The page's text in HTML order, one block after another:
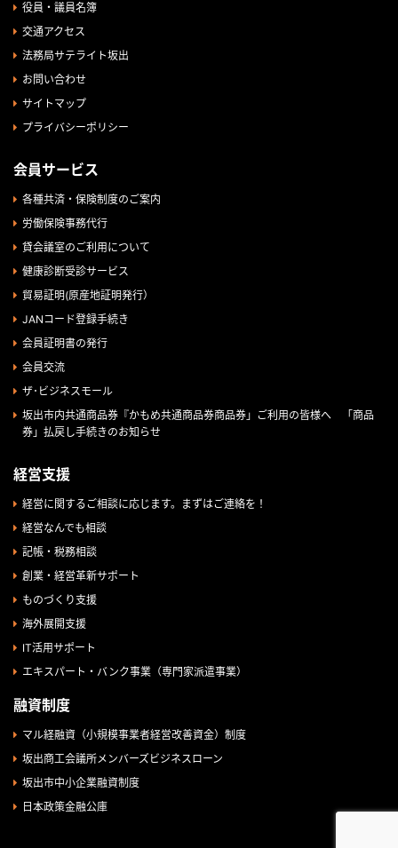
役員・議員名簿
交通アクセス
法務局サテライト坂出
お問い合わせ
サイトマップ
プライバシーポリシー
会員サービス
各種共済・保険制度のご案内
労働保険事務代行
貸会議室のご利用について
健康診断受診サービス
貿易証明(原産地証明発行）
JANコード登録手続き
会員証明書の発行
会員交流
ザ･ビジネスモール
坂出市内共通商品券『かもめ共通商品券商品券」ご利用の皆様へ 「商品
券」払戻し手続きのお知らせ
経営支援
経営に関するご相談に応じます。まずはご連絡を！
経営なんでも相談
記帳・税務相談
創業・経営革新サポート
ものづくり支援
海外展開支援
IT活用サポート
エキスパート・バンク事業（専門家派遣事業）
融資制度
マル経融資（小規模事業者経営改善資金）制度
坂出商工会議所メンバーズビジネスローン
坂出市中小企業融資制度
日本政策金融公庫